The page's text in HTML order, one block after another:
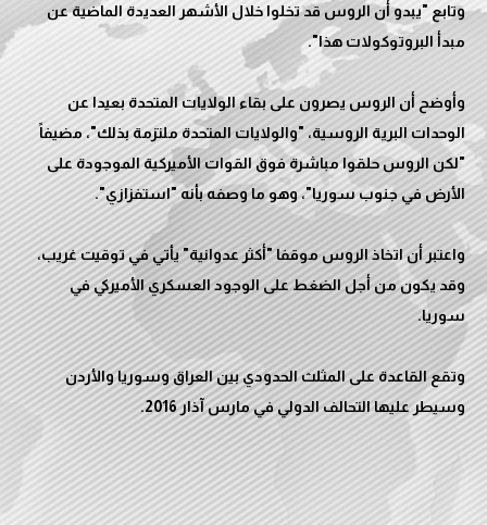
وتابع "يبدو أن الروس قد تخلوا خلال الأشهر العديدة الماضية عن
وأوضح أن الروس يصرون على بقاء الولايات المتحدة بعيدا عن
الوحدات البرية الروسية، "والولايات المتحدة ملتزمة بذلك"، مضيفاً
"لكن الروس حلقوا مباشرة فوق القوات الأميركية الموجودة على
واعتبر أن اتخاذ الروس موقفا "أكثر عدوانية" يأتي في توقيت غريب،
وقد يكون من أجل الضغط على الوجود العسكري الأميركي في
وتقع القاعدة على المثلث الحدودي بين العراق وسوريا والأردن
وسيطر عليها التحالف الدولي في مارس آذار 2016.